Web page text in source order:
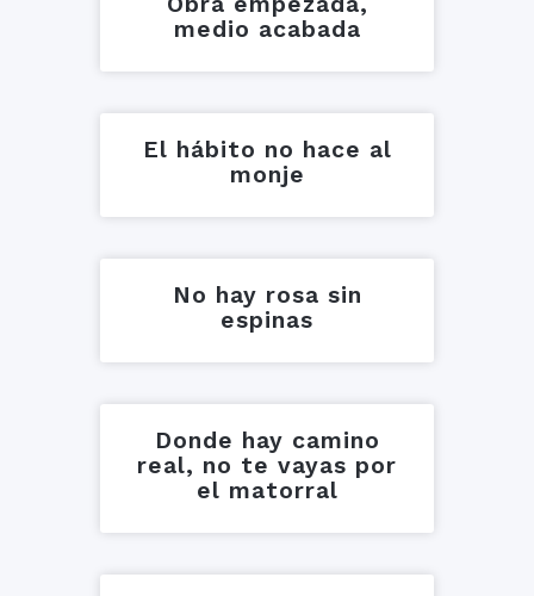
medio acabada
El hábito no hace al
monje
No hay rosa sin
espinas
Donde hay camino
real, no te vayas por
el matorral